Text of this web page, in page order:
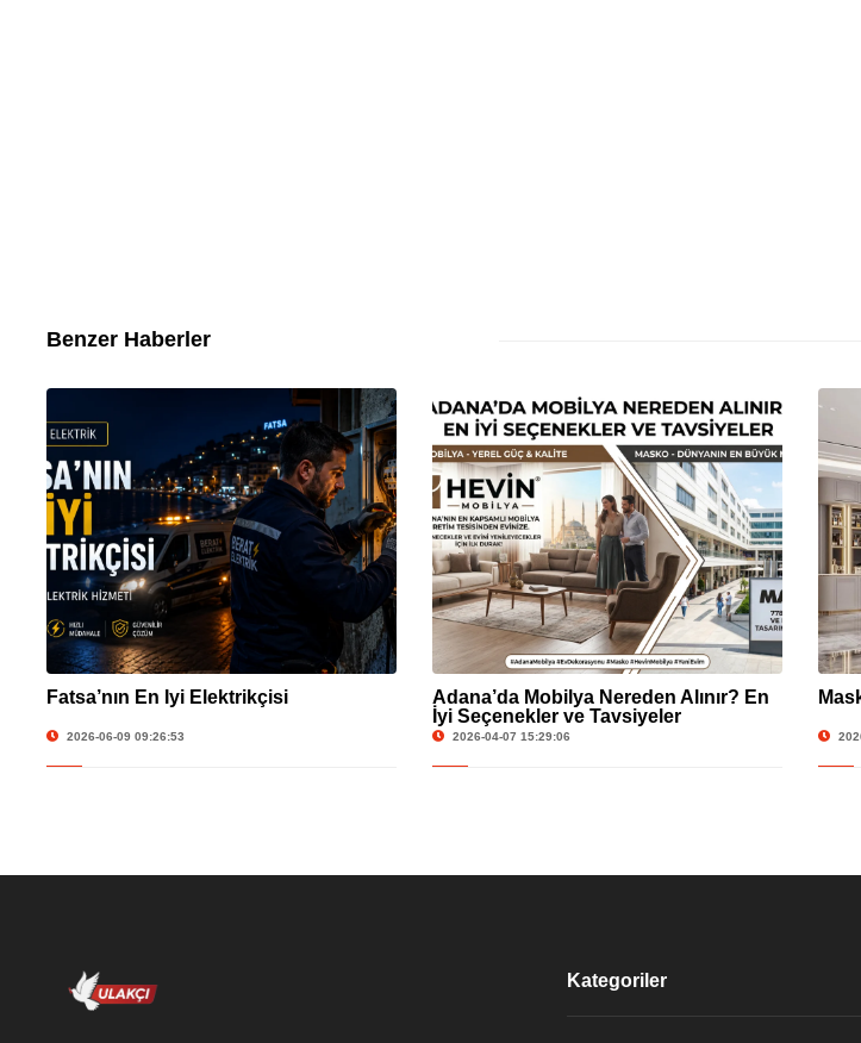
Benzer Haberler
Fatsa’nın En İyi Elektrikçisi
2026-06-09 09:26:53
Adana’da Mobilya Nereden Alınır? En
İyi Seçenekler ve Tavsiyeler
2026-04-07 15:29:06
Kategoriler